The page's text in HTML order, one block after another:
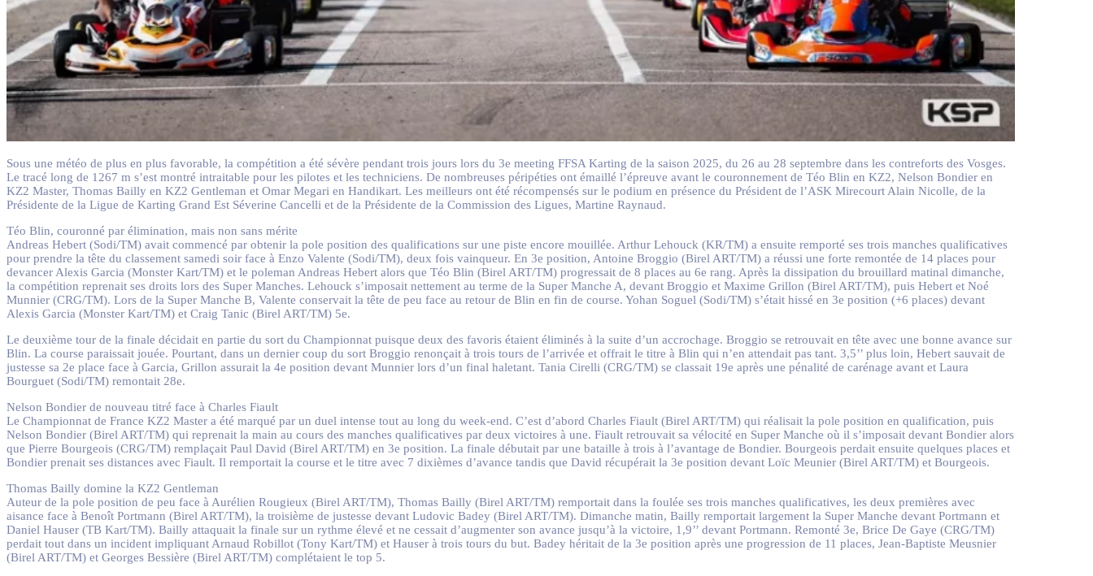
Sous une météo de plus en plus favorable, la compétition a été sévère pendant trois jours lors du 3e meeting FFSA Karting de la saison 2025, du 26 au 28 septembre dans les contreforts des Vosges.
Le tracé long de 1267 m s’est montré intraitable pour les pilotes et les techniciens. De nombreuses péripéties ont émaillé l’épreuve avant le couronnement de Téo Blin en KZ2, Nelson Bondier en
KZ2 Master, Thomas Bailly en KZ2 Gentleman et Omar Megari en Handikart. Les meilleurs ont été récompensés sur le podium en présence du Président de l’ASK Mirecourt Alain Nicolle, de la
Présidente de la Ligue de Karting Grand Est Séverine Cancelli et de la Présidente de la Commission des Ligues, Martine Raynaud.
Téo Blin, couronné par élimination, mais non sans mérite
Andreas Hebert (Sodi/TM) avait commencé par obtenir la pole position des qualifications sur une piste encore mouillée. Arthur Lehouck (KR/TM) a ensuite remporté ses trois manches qualificatives
pour prendre la tête du classement samedi soir face à Enzo Valente (Sodi/TM), deux fois vainqueur. En 3e position, Antoine Broggio (Birel ART/TM) a réussi une forte remontée de 14 places pour
devancer Alexis Garcia (Monster Kart/TM) et le poleman Andreas Hebert alors que Téo Blin (Birel ART/TM) progressait de 8 places au 6e rang. Après la dissipation du brouillard matinal dimanche,
la compétition reprenait ses droits lors des Super Manches. Lehouck s’imposait nettement au terme de la Super Manche A, devant Broggio et Maxime Grillon (Birel ART/TM), puis Hebert et Noé
Munnier (CRG/TM). Lors de la Super Manche B, Valente conservait la tête de peu face au retour de Blin en fin de course. Yohan Soguel (Sodi/TM) s’était hissé en 3e position (+6 places) devant
Alexis Garcia (Monster Kart/TM) et Craig Tanic (Birel ART/TM) 5e.
Le deuxième tour de la finale décidait en partie du sort du Championnat puisque deux des favoris étaient éliminés à la suite d’un accrochage. Broggio se retrouvait en tête avec une bonne avance sur
Blin. La course paraissait jouée. Pourtant, dans un dernier coup du sort Broggio renonçait à trois tours de l’arrivée et offrait le titre à Blin qui n’en attendait pas tant. 3,5’’ plus loin, Hebert sauvait de
justesse sa 2e place face à Garcia, Grillon assurait la 4e position devant Munnier lors d’un final haletant. Tania Cirelli (CRG/TM) se classait 19e après une pénalité de carénage avant et Laura
Bourguet (Sodi/TM) remontait 28e.
Nelson Bondier de nouveau titré face à Charles Fiault
Le Championnat de France KZ2 Master a été marqué par un duel intense tout au long du week-end. C’est d’abord Charles Fiault (Birel ART/TM) qui réalisait la pole position en qualification, puis
Nelson Bondier (Birel ART/TM) qui reprenait la main au cours des manches qualificatives par deux victoires à une. Fiault retrouvait sa vélocité en Super Manche où il s’imposait devant Bondier alors
que Pierre Bourgeois (CRG/TM) remplaçait Paul David (Birel ART/TM) en 3e position. La finale débutait par une bataille à trois à l’avantage de Bondier. Bourgeois perdait ensuite quelques places et
Bondier prenait ses distances avec Fiault. Il remportait la course et le titre avec 7 dixièmes d’avance tandis que David récupérait la 3e position devant Loïc Meunier (Birel ART/TM) et Bourgeois.
Thomas Bailly domine la KZ2 Gentleman
Auteur de la pole position de peu face à Aurélien Rougieux (Birel ART/TM), Thomas Bailly (Birel ART/TM) remportait dans la foulée ses trois manches qualificatives, les deux premières avec
aisance face à Benoît Portmann (Birel ART/TM), la troisième de justesse devant Ludovic Badey (Birel ART/TM). Dimanche matin, Bailly remportait largement la Super Manche devant Portmann et
Daniel Hauser (TB Kart/TM). Bailly attaquait la finale sur un rythme élevé et ne cessait d’augmenter son avance jusqu’à la victoire, 1,9’’ devant Portmann. Remonté 3e, Brice De Gaye (CRG/TM)
perdait tout dans un incident impliquant Arnaud Robillot (Tony Kart/TM) et Hauser à trois tours du but. Badey héritait de la 3e position après une progression de 11 places, Jean-Baptiste Meusnier
(Birel ART/TM) et Georges Bessière (Birel ART/TM) complétaient le top 5.